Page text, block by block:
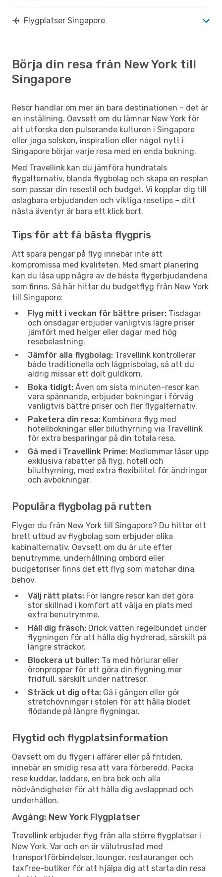
Flygplatser Singapore
Börja din resa från New York till
Singapore
Resor handlar om mer än bara destinationen – det är
en inställning. Oavsett om du lämnar New York för
att utforska den pulserande kulturen i Singapore
eller jaga solsken, inspiration eller något nytt i
Singapore börjar varje resa med en enda bokning.
Med Travellink kan du jämföra hundratals
flygalternativ, blanda flygbolag och skapa en resplan
som passar din resestil och budget. Vi kopplar dig till
oslagbara erbjudanden och viktiga resetips – ditt
nästa äventyr är bara ett klick bort.
Tips för att få bästa flygpris
Att spara pengar på flyg innebär inte att
kompromissa med kvaliteten. Med smart planering
kan du låsa upp några av de bästa flygerbjudandena
som finns. Så här hittar du budgetflyg från New York
till Singapore:
Flyg mitt i veckan för bättre priser: Tisdagar
och onsdagar erbjuder vanligtvis lägre priser
jämfört med helger eller dagar med hög
resebelastning.
Jämför alla flygbolag: Travellink kontrollerar
både traditionella och lågprisbolag, så att du
aldrig missar ett dolt guldkorn.
Boka tidigt: Även om sista minuten-resor kan
vara spännande, erbjuder bokningar i förväg
vanligtvis bättre priser och fler flygalternativ.
Paketera din resa: Kombinera flyg med
hotellbokningar eller biluthyrning via Travellink
för extra besparingar på din totala resa.
Gå med i Travellink Prime: Medlemmar låser upp
exklusiva rabatter på flyg, hotell och
biluthyrning, med extra flexibilitet för ändringar
och avbokningar.
Populära flygbolag på rutten
Flyger du från New York till Singapore? Du hittar ett
brett utbud av flygbolag som erbjuder olika
kabinalternativ. Oavsett om du är ute efter
benutrymme, underhållning ombord eller
budgetpriser finns det ett flyg som matchar dina
behov.
Välj rätt plats: För längre resor kan det göra
stor skillnad i komfort att välja en plats med
extra benutrymme.
Håll dig fräsch: Drick vatten regelbundet under
flygningen för att hålla dig hydrerad, särskilt på
längre sträckor.
Blockera ut buller: Ta med hörlurar eller
öronproppar för att göra din flygning mer
fridfull, särskilt under nattresor.
Sträck ut dig ofta: Gå i gången eller gör
stretchövningar i stolen för att hålla blodet
flödande på längre flygningar.
Flygtid och flygplatsinformation
Oavsett om du flyger i affärer eller på fritiden,
innebär en smidig resa att vara förberedd. Packa
rese kuddar, laddare, en bra bok och alla
nödvändigheter för att hålla dig avslappnad och
underhållen.
Avgång: New York Flygplatser
Travellink erbjuder flyg från alla större flygplatser i
New York. Var och en är välutrustad med
transportförbindelser, lounger, restauranger och
taxfree-butiker för att hjälpa dig att starta din resa